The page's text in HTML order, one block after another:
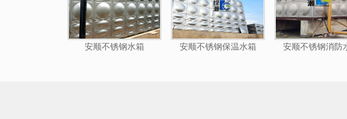
安顺不锈钢水箱 安顺不锈钢保温水箱 安顺不锈钢消防